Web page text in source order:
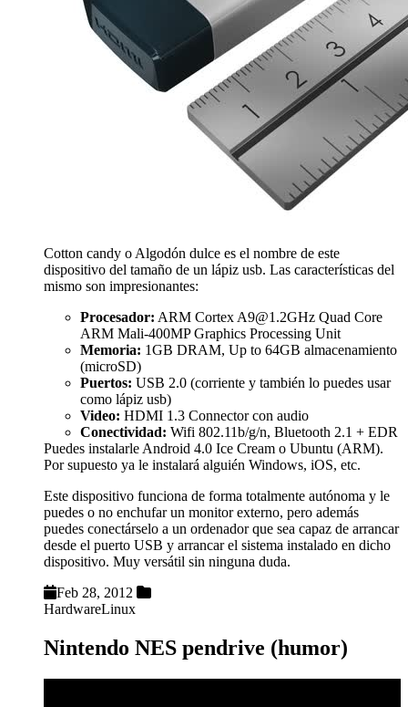
Cotton candy o Algodón dulce es el nombre de este
dispositivo del tamaño de un lápiz usb. Las características del
mismo son impresionantes:
Procesador: ARM Cortex A9@1.2GHz Quad Core
ARM Mali-400MP Graphics Processing Unit
Memoria: 1GB DRAM, Up to 64GB almacenamiento
(microSD)
Puertos: USB 2.0 (corriente y también lo puedes usar
como lápiz usb)
Video: HDMI 1.3 Connector con audio
Conectividad: Wifi 802.11b/g/n, Bluetooth 2.1 + EDR
Puedes instalarle Android 4.0 Ice Cream o Ubuntu (ARM).
Por supuesto ya le instalará alguién Windows, iOS, etc.
Este dispositivo funciona de forma totalmente autónoma y le
puedes o no enchufar un monitor externo, pero además
puedes conectárselo a un ordenador que sea capaz de arrancar
desde el puerto USB y arrancar el sistema instalado en dicho
dispositivo. Muy versátil sin ninguna duda.
Feb 28, 2012
HardwareLinux
Nintendo NES pendrive (humor)